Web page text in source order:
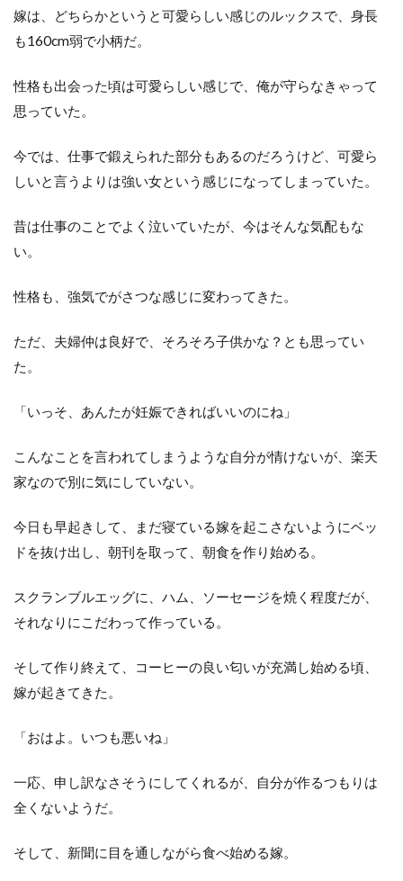
嫁は、どちらかというと可愛らしい感じのルックスで、身長
も160cm弱で小柄だ。
性格も出会った頃は可愛らしい感じで、俺が守らなきゃって
思っていた。
今では、仕事で鍛えられた部分もあるのだろうけど、可愛ら
しいと言うよりは強い女という感じになってしまっていた。
昔は仕事のことでよく泣いていたが、今はそんな気配もな
い。
性格も、強気でがさつな感じに変わってきた。
ただ、夫婦仲は良好で、そろそろ子供かな？とも思ってい
た。
「いっそ、あんたが妊娠できればいいのにね」
こんなことを言われてしまうような自分が情けないが、楽天
家なので別に気にしていない。
今日も早起きして、まだ寝ている嫁を起こさないようにベッ
ドを抜け出し、朝刊を取って、朝食を作り始める。
スクランブルエッグに、ハム、ソーセージを焼く程度だが、
それなりにこだわって作っている。
そして作り終えて、コーヒーの良い匂いが充満し始める頃、
嫁が起きてきた。
「おはよ。いつも悪いね」
一応、申し訳なさそうにしてくれるが、自分が作るつもりは
全くないようだ。
そして、新聞に目を通しながら食べ始める嫁。